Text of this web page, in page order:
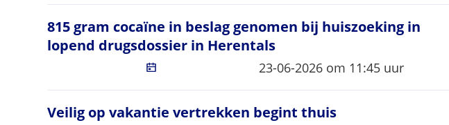
815 gram cocaïne in beslag genomen bij huiszoeking in
815 gram cocaïne in beslag genomen bij huiszoeking in
lopend drugsdossier in Herentals
Gepubliceerd op
23-06-2026 om 11:45 uur
Veilig op vakantie vertrekken begint thuis
Veilig op vakantie vertrekken begint thuis